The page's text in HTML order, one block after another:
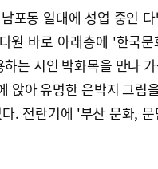
포동 일대에 성업 중인
원 바로 아래층에 '한국
하는 시인 박화목을 만나
앉아 유명한 은박지 그림
. 전란기에 '부산 문화,